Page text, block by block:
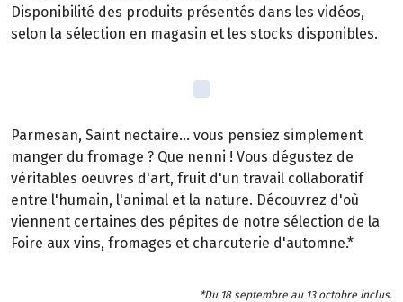
Disponibilité des produits présentés dans les vidéos,
selon la sélection en magasin et les stocks disponibles.
Parmesan, Saint nectaire... vous pensiez simplement
manger du fromage ? Que nenni ! Vous dégustez de
véritables oeuvres d'art, fruit d'un travail collaboratif
entre l'humain, l'animal et la nature. Découvrez d'où
viennent certaines des pépites de notre sélection de la
Foire aux vins, fromages et charcuterie d'automne.*
*Du 18 septembre au 13 octobre inclus.